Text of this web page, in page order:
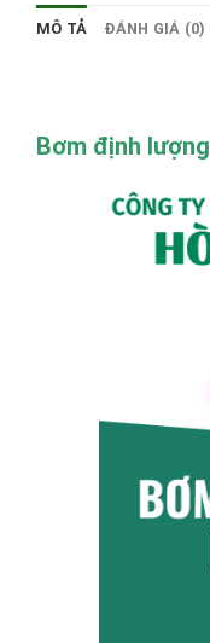
MÔ TẢ ĐÁNH GIÁ (0)
Bơm định l